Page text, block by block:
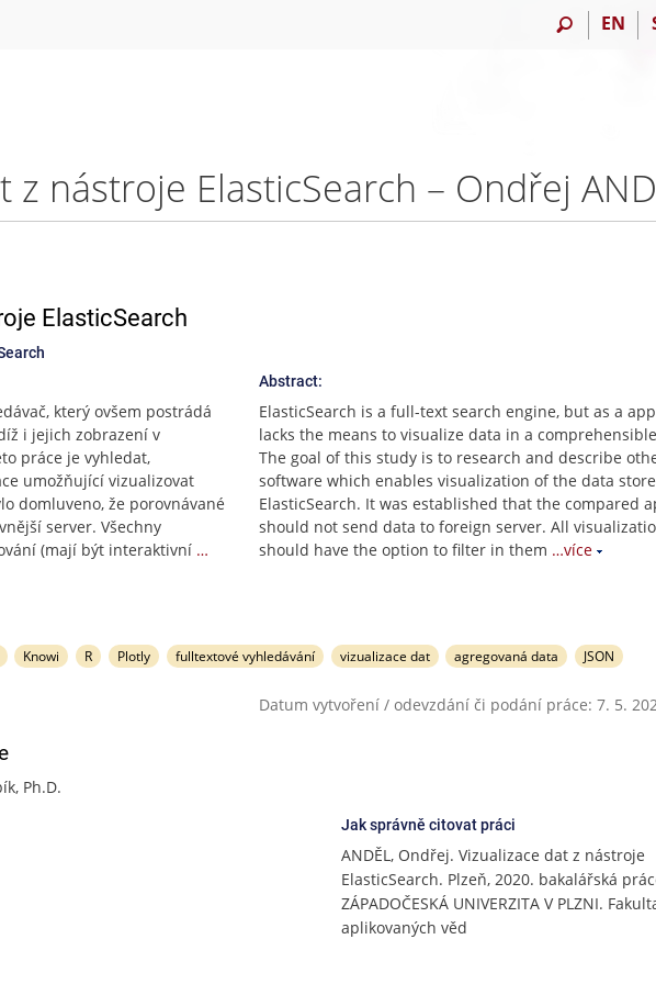
EN
z nástroje ElasticSearch – Ondřej
ElasticSearch
který ovšem postrádá
i jejich zobrazení v
práce je vyhledat,
umožňující vizualizovat
domluveno, že porovnávané
server. Všechny
(mají být interaktivní …
Abstract:
ElasticSearch is a full-text search engine, but as a
lacks the means to visualize data in a
The goal of this study is to research and describe
software which enables visualization of the data
ElasticSearch. It was established that the compared
should not send data to foreign server. All
should have the option to filter in them …více
Knowi R Plotly fulltextové vyhledávání vizualizace dat agregovaná data JSON
Datum vytvoření / odevzdání či podání práce: 7. 5.
Ph.D.
Jak správně citovat práci
ANDĚL, Ondřej. Vizualizace dat z nástroje
ElasticSearch. Plzeň, 2020. bakalářská
ZÁPADOČESKÁ UNIVERZITA V PLZNI.
aplikovaných věd